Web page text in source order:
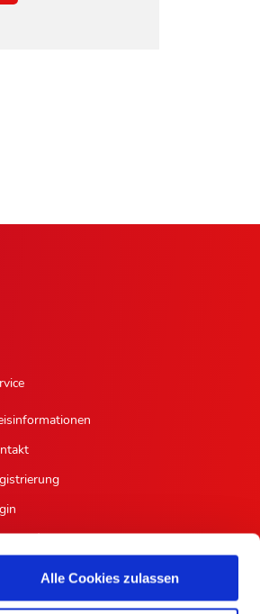
Alle Cookies zulassen
Profil
Feed